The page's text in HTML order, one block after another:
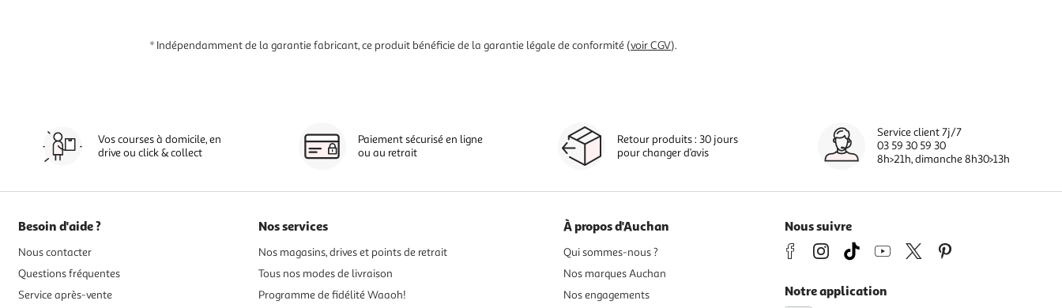
* Indépendamment de la garantie fabricant, ce produit bénéficie de la garantie légale de conformité (voir CGV).
Vos courses à domicile, en
drive ou click & collect
Paiement sécurisé en ligne
ou au retrait
Retour produits : 30 jours
pour changer d’avis
Service client 7j/7
03 59 30 59 30
8h>21h, dimanche 8h30>13h
Besoin d'aide ?
Nous contacter
Questions fréquentes
Service après-vente
Nos services
Nos magasins, drives et points de retrait
Tous nos modes de livraison
Programme de fidélité Waaoh!
À propos d'Auchan
Qui sommes-nous ?
Nos marques Auchan
Nos engagements
Nous suivre
Notre application